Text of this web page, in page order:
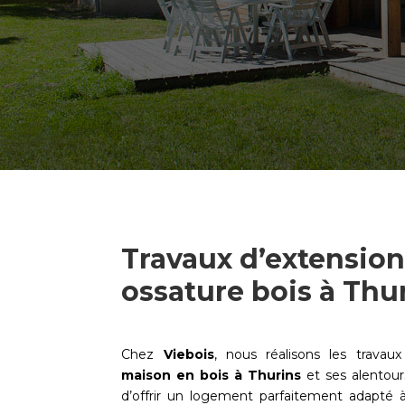
Travaux
ossature bois à
Chez Viebois, nous réalisons les
maison en bois à Thurins et ses
d’offrir un logement parfaitement adapté